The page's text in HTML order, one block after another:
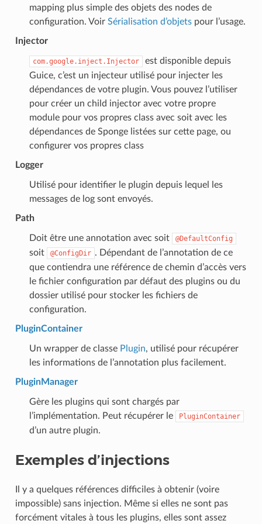
mapping plus simple des objets des nodes de
configuration. Voir Sérialisation d’objetspour l’usage.
Injector
com.google.inject.Injector
est disponible depuis
Guice, c’est un injecteur utilisé pour injecter les
dépendances de votre plugin. Vous pouvez l’utiliser
pour créer un child injector avec votre propre
module pour vos propres class avec soit avec les
dépendances de Sponge listées sur cette page, ou
configurer vos propres class
Logger
Utilisé pour identifier le plugin depuis lequel les
messages de log sont envoyés.
Path
Doit être une annotation avec soit @DefaultConfig
soit @ConfigDir . Dépendant de l’annotation de ce
que contiendra une référence de chemin d’accès vers
le fichier configuration par défaut des plugins ou du
dossier utilisé pour stocker les fichiers de
configuration.
PluginContainer
Un wrapper de classe Plugin, utilisé pour récupérer
les informations de l’annotation plus facilement.
PluginManager
Gère les plugins qui sont chargés par
l’implémentation. Peut récupérer le
PluginContainer
d’un autre plugin.
Exemples d’injections
Il y a quelques références difficiles à obtenir (voire
impossible) sans injection. Même si elles ne sont pas
forcément vitales à tous les plugins, elles sont assez